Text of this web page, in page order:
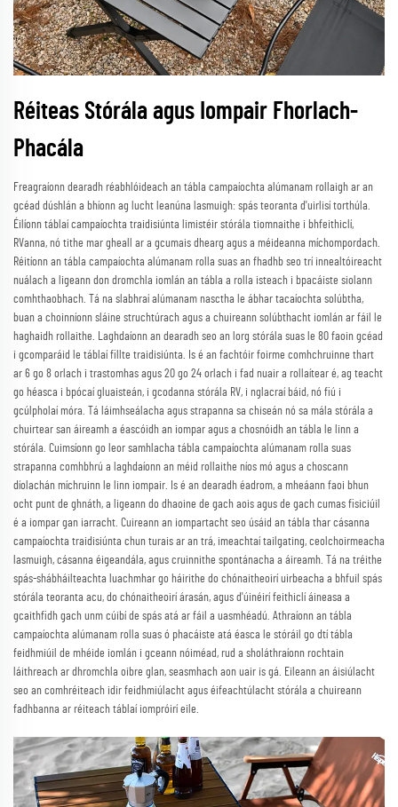
Réiteas Stórála agus Iompair Fhorlach-
Phacála
Freagraíonn dearadh réabhlóideach an tábla campaíochta alúmanam rollaigh ar an
gcéad dúshlán a bhíonn ag lucht leanúna lasmuigh: spás teoranta d'uirlisí torthúla.
Éilíonn táblaí campaíochta traidisiúnta limistéir stórála tiomnaithe i bhfeithiclí,
RVanna, nó tithe mar gheall ar a gcumais dhearg agus a méideanna míchompordach.
Réitíonn an tábla campaíochta alúmanam rolla suas an fhadhb seo trí innealtóireacht
nuálach a ligeann don dromchla iomlán an tábla a rolla isteach i bpacáiste siolann
comhthaobhach. Tá na slabhraí alúmanam nasctha le ábhar tacaíochta solúbtha,
buan a choinníonn sláine struchtúrach agus a chuireann solúbthacht iomlán ar fáil le
haghaidh rollaithe. Laghdaíonn an dearadh seo an lorg stórála suas le 80 faoin gcéad
i gcomparáid le táblaí fillte traidisiúnta. Is é an fachtóir foirme comhchruinne thart
ar 6 go 8 orlach i trastomhas agus 20 go 24 orlach i fad nuair a rollaítear é, ag teacht
go héasca i bpócaí gluaisteán, i gcodanna stórála RV, i nglacraí báid, nó fiú i
gcúlpholaí móra. Tá láimhseálacha agus strapanna sa chiseán nó sa mála stórála a
chuirtear san áireamh a éascóidh an iompar agus a chosnóidh an tábla le linn a
stórála. Cuimsíonn go leor samhlacha tábla campaíochta alúmanam rolla suas
strapanna comhbhrú a laghdaíonn an méid rollaithe níos mó agus a choscann
díolachán míchruinn le linn iompair. Is é an dearadh éadrom, a mheáann faoi bhun
ocht punt de ghnáth, a ligeann do dhaoine de gach aois agus de gach cumas fisiciúil
é a iompar gan iarracht. Cuireann an iompartacht seo úsáid an tábla thar cásanna
campaíochta traidisiúnta chun turais ar an trá, imeachtaí tailgating, ceolchoirmeacha
lasmuigh, cásanna éigeandála, agus cruinnithe spontánacha a áireamh. Tá na tréithe
spás-shábháilteachta luachmhar go háirithe do chónaitheoirí uirbeacha a bhfuil spás
stórála teoranta acu, do chónaitheoirí árasán, agus d'úinéirí feithiclí áineasa a
gcaithfidh gach unm cúibí de spás atá ar fáil a uasmhéadú. Athraíonn an tábla
campaíochta alúmanam rolla suas ó phacáiste atá éasca le stóráil go dtí tábla
feidhmiúil de mhéide iomlán i gceann nóiméad, rud a sholáthraíonn rochtain
láithreach ar dhromchla oibre glan, seasmhach aon uair is gá. Eileann an áisiúlacht
seo an comhréiteach idir feidhmiúlacht agus éifeachtúlacht stórála a chuireann
fadhbanna ar réiteach táblaí iompróirí eile.